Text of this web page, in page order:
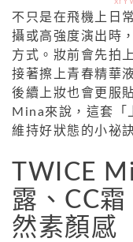
不只是在飛機上日
攝或高強度演出時
方式。妝前會先拍
接著擦上青春精華
後續上妝也會更服
Mina來說，這套「
維持好狀態的小祕
TWICE
露、CC霜
然素顏感